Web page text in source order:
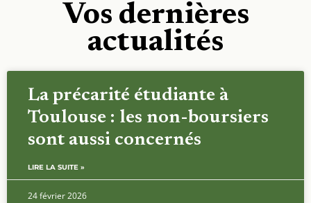
Vos dernières
actualités
La précarité étudiante à
Toulouse : les non-boursiers
sont aussi concernés
LIRE LA SUITE »
24 février 2026